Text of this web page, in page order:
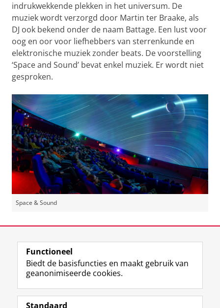
indrukwekkende plekken in het universum. De
muziek wordt verzorgd door Martin ter Braake, als
DJ ook bekend onder de naam Battage. Een lust voor
oog en oor voor liefhebbers van sterrenkunde en
elektronische muziek zonder beats. De voorstelling
‘Space and Sound’ bevat enkel muziek. Er wordt niet
gesproken.
Space & Sound
View this page in:English
Volg de RUG
F
a
L
i
R
S
I
n
Y
o
Functioneel
Biedt de basisfuncties en maakt gebruik van
geanonimiseerde cookies.
Standaard